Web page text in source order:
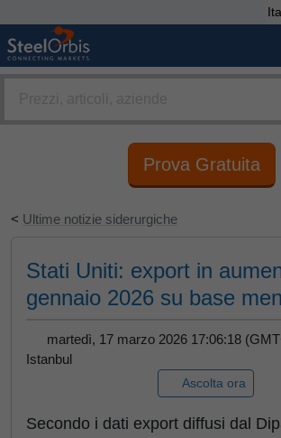
Prova Gratuita
< Ultime notizie siderurgiche
Stati Uniti: export in
gennaio 2026 su base
martedì, 17 marzo 2026 17:06:18
Istanbul
Ascolta ora
Secondo i dati export diffusi dal